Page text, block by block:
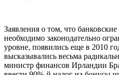
Заявления о том, что
необходимо законодательно
уровне, появились еще в 2010
высказывались весьма
министр финансов Ирландии